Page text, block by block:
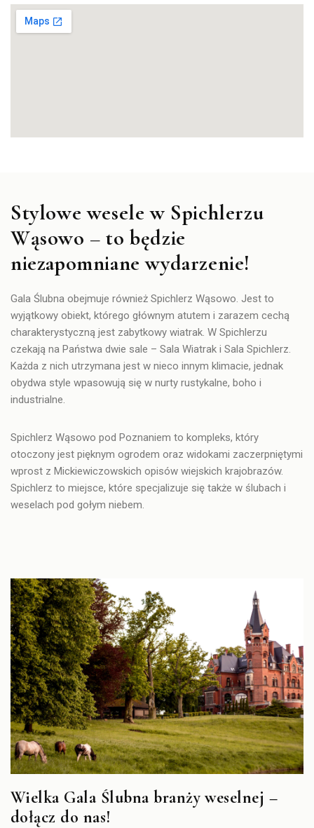
Stylowe wesele w Spichlerzu
Wąsowo – to będzie
niezapomniane wydarzenie!​
Gala Ślubna obejmuje również Spichlerz Wąsowo. Jest to
wyjątkowy obiekt, którego głównym atutem i zarazem cechą
charakterystyczną jest zabytkowy wiatrak. W Spichlerzu
czekają na Państwa dwie sale – Sala Wiatrak i Sala Spichlerz.
Każda z nich utrzymana jest w nieco innym klimacie, jednak
obydwa style wpasowują się w nurty rustykalne, boho i
industrialne.
Spichlerz Wąsowo pod Poznaniem to kompleks, który
otoczony jest pięknym ogrodem oraz widokami zaczerpniętymi
wprost z Mickiewiczowskich opisów wiejskich krajobrazów.
Spichlerz to miejsce, które specjalizuje się także w ślubach i
weselach pod gołym niebem.
Wielka Gala Ślubna branży weselnej –
dołącz do nas!